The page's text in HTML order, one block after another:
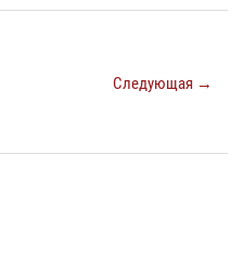
Следующая →